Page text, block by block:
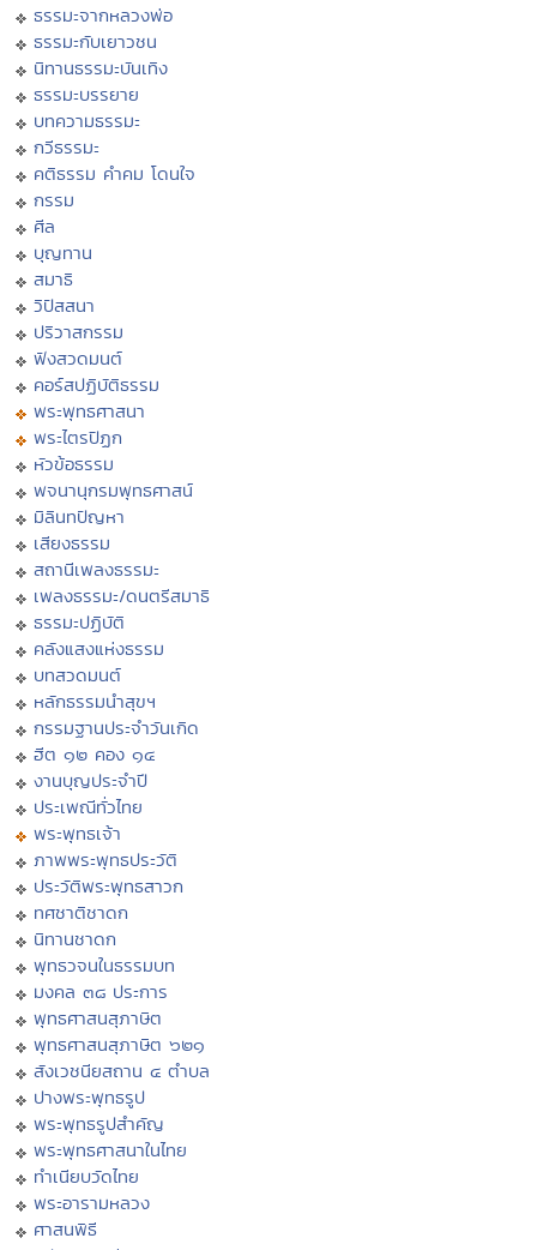
ธรรมะจากหลวงพ่อ
ธรรมะกับเยาวชน
นิทานธรรมะบันเทิง
ธรรมะบรรยาย
บทความธรรมะ
กวีธรรมะ
คติธรรม คำคม โดนใจ
กรรม
ศีล
บุญทาน
สมาธิ
วิปัสสนา
ปริวาสกรรม
ฟังสวดมนต์
คอร์สปฏิบัติธรรม
พระพุทธศาสนา
พระไตรปิฏก
หัวข้อธรรม
พจนานุกรมพุทธศาสน์
มิลินทปัญหา
เสียงธรรม
สถานีเพลงธรรมะ
เพลงธรรมะ/ดนตรีสมาธิ
ธรรมะปฏิบัติ
คลังแสงแห่งธรรม
บทสวดมนต์
หลักธรรมนำสุขฯ
กรรมฐานประจำวันเกิด
ฮีต ๑๒ คอง ๑๔
งานบุญประจำปี
ประเพณีทั่วไทย
พระพุทธเจ้า
ภาพพระพุทธประวัติ
ประวัติพระพุทธสาวก
ทศชาติชาดก
นิทานชาดก
พุทธวจนในธรรมบท
มงคล ๓๘ ประการ
พุทธศาสนสุภาษิต
พุทธศาสนสุภาษิต ๖๒๑
สังเวชนียสถาน ๔ ตำบล
ปางพระพุทธรูป
พระพุทธรูปสำคัญ
พระพุทธศาสนาในไทย
ทำเนียบวัดไทย
พระอารามหลวง
ศาสนพิธี